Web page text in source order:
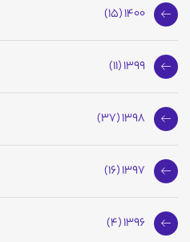
1400 (15)
1399 (11)
1398 (37)
1397 (16)
1396 (4)